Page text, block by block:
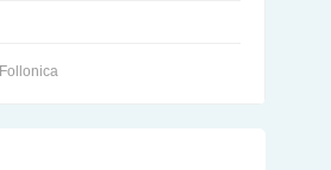
Follonica